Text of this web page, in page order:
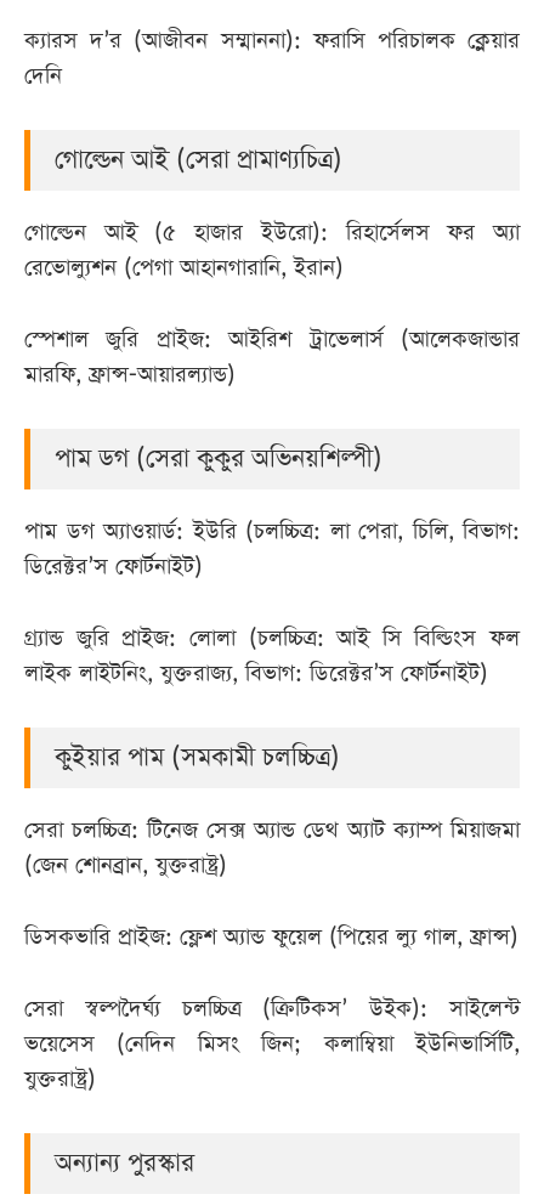
ক্যারস দ’র (আজীবন সম্মাননা): ফরাসি পরিচালক ক্লেয়ার
দেনি
গোল্ডেন আই (সেরা প্রামাণ্যচিত্র)
গোল্ডেন আই (৫ হাজার ইউরো): রিহার্সেলস ফর অ্যা
রেভোল্যুশন (পেগা আহানগারানি, ইরান)
স্পেশাল জুরি প্রাইজ: আইরিশ ট্রাভেলার্স (আলেকজান্ডার
মারফি, ফ্রান্স-আয়ারল্যান্ড)
পাম ডগ (সেরা কুকুর অভিনয়শিল্পী)
পাম ডগ অ্যাওয়ার্ড: ইউরি (চলচ্চিত্র: লা পেরা, চিলি, বিভাগ:
ডিরেক্টর’স ফোর্টনাইট)
গ্র্যান্ড জুরি প্রাইজ: লোলা (চলচ্চিত্র: আই সি বিল্ডিংস ফল
লাইক লাইটনিং, যুক্তরাজ্য, বিভাগ: ডিরেক্টর’স ফোর্টনাইট)
কুইয়ার পাম (সমকামী চলচ্চিত্র)
সেরা চলচ্চিত্র: টিনেজ সেক্স অ্যান্ড ডেথ অ্যাট ক্যাম্প মিয়াজমা
(জেন শোনব্রান, যুক্তরাষ্ট্র)
ডিসকভারি প্রাইজ: ফ্লেশ অ্যান্ড ফুয়েল (পিয়ের ল্যু গাল, ফ্রান্স)
সেরা স্বল্পদৈর্ঘ্য চলচ্চিত্র (ক্রিটিকস’ উইক): সাইলেন্ট
ভয়েসেস (নেদিন মিসং জিন; কলাম্বিয়া ইউনিভার্সিটি,
যুক্তরাষ্ট্র)
অন্যান্য পুরস্কার